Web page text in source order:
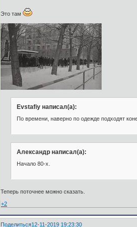
Это там
Evstafiy написал(а):
По времени, наверно по одежде подходят
Александр написал(а):
Начало 80-х.
Теперь поточнее можно сказать.
+2
Поделиться12-11-2019 19:23:30